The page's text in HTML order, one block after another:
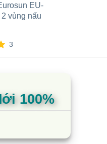
EU-
vùng nấu
3
100%